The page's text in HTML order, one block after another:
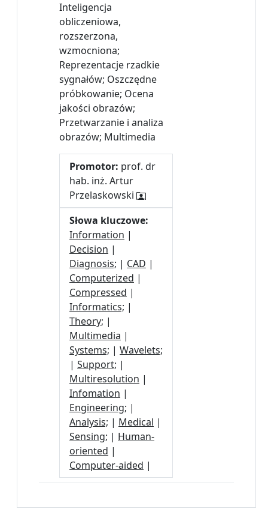
Inteligencja
obliczeniowa,
rozszerzona,
wzmocniona;
Reprezentacje rzadkie
sygnałów; Oszczędne
próbkowanie; Ocena
jakości obrazów;
Przetwarzanie i analiza
obrazów; Multimedia
Promotor: prof. dr
hab. inż. Artur
Przelaskowski
Słowa kluczowe:
Information |
Decision |
Diagnosis; | CAD |
Computerized |
Compressed |
Informatics; |
Theory; |
Multimedia |
Systems; | Wavelets;
| Support; |
Multiresolution |
Infomation |
Engineering; |
Analysis; | Medical |
Sensing; | Human-
oriented |
Computer-aided |